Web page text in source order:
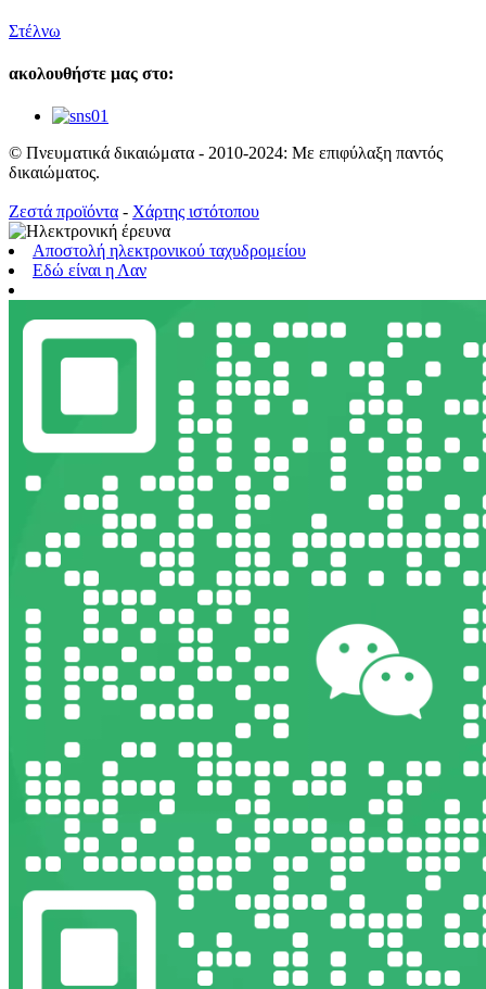
Στέλνω
ακολουθήστε μας στο:
© Πνευματικά δικαιώματα - 2010-2024: Με επιφύλαξη παντός
δικαιώματος.
Ζεστά προϊόντα - Χάρτης ιστότοπου
Αποστολή ηλεκτρονικού ταχυδρομείου
Εδώ είναι η Λαν